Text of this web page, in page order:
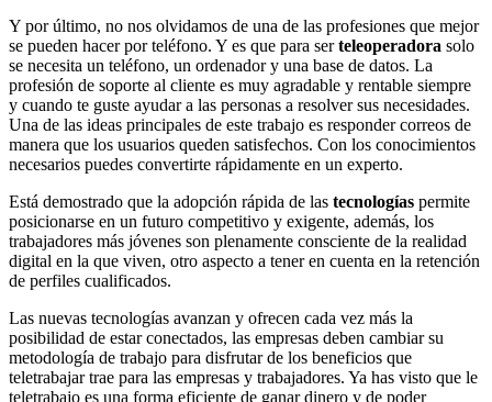
Y por último, no nos olvidamos de una de las profesiones que mejor
se pueden hacer por teléfono. Y es que para serteleoperadora solo
se necesita un teléfono, un ordenador y una base de datos. La
profesión de soporte al cliente es muy agradable y rentable siempre
y cuando te guste ayudar a las personas a resolver sus necesidades.
Una de las ideas principales de este trabajo es responder correos de
manera que los usuarios queden satisfechos. Con los conocimientos
necesarios puedes convertirte rápidamente en un experto.
Está demostrado que la adopción rápida de las tecnologías permite
posicionarse en un futuro competitivo y exigente, además, los
trabajadores más jóvenes son plenamente consciente de la realidad
digital en la que viven, otro aspecto a tener en cuenta en la retención
de perfiles cualificados.
Las nuevas tecnologías avanzan y ofrecen cada vez más la
posibilidad de estar conectados, las empresas deben cambiar su
metodología de trabajo para disfrutar de los beneficios que
teletrabajar trae para las empresas y trabajadores. Ya has visto que le
teletrabajo es una forma eficiente de ganar dinero y de poder